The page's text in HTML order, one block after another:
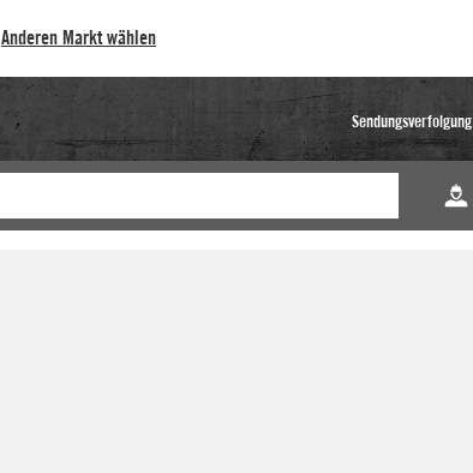
Anderen Markt wählen
Sendungsverfolgung